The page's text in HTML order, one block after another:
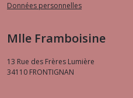
Données personnelles
Mlle Framboisine
13 Rue des Frères Lumière
34110 FRONTIGNAN